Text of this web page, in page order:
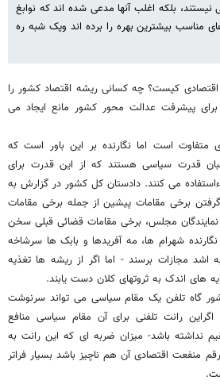
بلکه اغلب آنها مدعی شده اند که نوابغ
مناسب بیشترین بهره را برده اند ویک شبه ره
کیست؟ چه کسانی ریشه اقتصاد کشور را
برای پیشرفت عدالت محور کشور مانع ایجاد می
متفاوت است اما نگارنده بر این باور است که
قدرت سیاسی هستند که از این قدرت برای
می کنند. دادستان کل کشور در گزارش به
برخی مقامات پیشین از جمله برخی مقامات
نمایندگان مجلس، برخی مقامات قضائی قبلی سخن
شهرام ها، مه آفریدها و بابک ها سرشاخه
اشد مجازات برسند - اما اگر از ریشه ها تغذیه
های اندک به ثروتهای کلان دست یابند.
گاه تلفن یک مقام سیاسی می تواند سرنوشت
رانت تلفنی برای آن مقام سیاسی منافع
نداشته باشد- میزان ضربه ای که این رانت به
منفعت اقتصادی آن هم ناچیز باشد بسیار فراتر